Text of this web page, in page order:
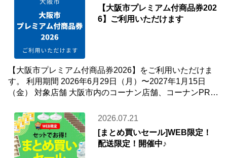
【大阪市プレミアム付商品券202
6】ご利用いただけます
【大阪市プレミアム付商品券2026】をご利用いただけま
す。 利用期間 2026年6月29日（月）〜2027年1月15日
（金） 対象店舗 大阪市内のコーナン店舗、コーナンPRO
2026.07.21
[まとめ買いセール]WEB限定！
配送限定！開催中♪